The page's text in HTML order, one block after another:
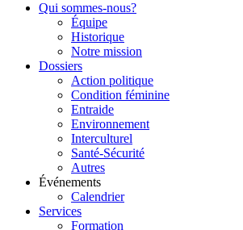
Qui sommes-nous?
Équipe
Historique
Notre mission
Dossiers
Action politique
Condition féminine
Entraide
Environnement
Interculturel
Santé-Sécurité
Autres
Événements
Calendrier
Services
Formation